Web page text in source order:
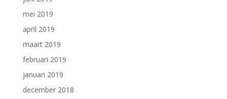
mei 2019
april 2019
maart 2019
februari 2019
januari 2019
december 2018